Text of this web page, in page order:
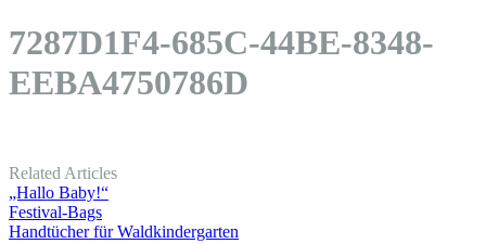
7287D1F4-685C-44BE-8348-
EEBA4750786D
Related Articles
„Hallo Baby!“
Festival-Bags
Handtücher für Waldkindergarten